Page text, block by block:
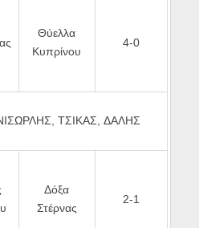
Θύελλα
Κυπρίνου
4-0
ΤΣΙΚΑΣ, ΔΑΛΗΣ
Δόξα
Στέρνας
2-1